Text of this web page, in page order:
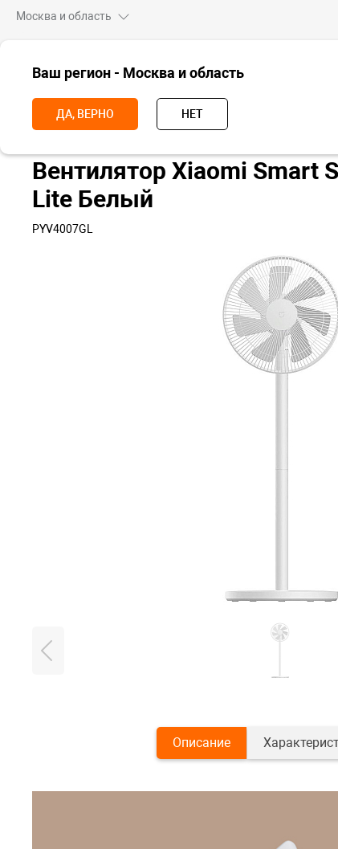
Москва и область
Ваш регион - Москва и область
ДА, ВЕРНО НЕТ
Главная Для дома Вентиляторы Вентилятор Xiaomi
Вентилятор Xiaomi Smart
Lite Белый
PYV4007GL
Описание